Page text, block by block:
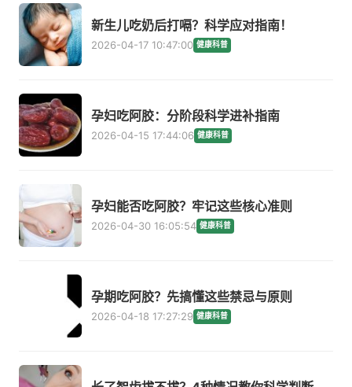
新生儿吃奶后打嗝？科学应对指南！
2026-04-17 10:47:00 健康科普
孕妇吃阿胶：分阶段科学进补指南
2026-04-15 17:44:06 健康科普
孕妇能否吃阿胶？牢记这些核心准则
2026-04-30 16:05:54 健康科普
孕期吃阿胶？先搞懂这些禁忌与原则
2026-04-18 17:27:29 健康科普